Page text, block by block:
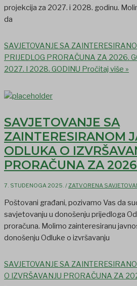
projekcija za 2027. i 2028. godinu.
da
SAVJETOVANJE SA
PRIJEDLOG PRORAČUNA ZA 2026.
2027. I 2028. GODINU Pročitaj više »
SAVJETOVANJE SA
ZAINTERESIRANOM
ODLUKA O
PRORAČUNA ZA
7. STUDENOGA 2025. /ZATVORENA
Poštovani građani, pozivamo Vas da
savjetovanju u donošenju prijedloga
proračuna. Molimo zainteresiranu
donošenju Odluke o izvršavanju
SAVJETOVANJE SA
O IZVRŠAVANJU PRORAČUNA ZA